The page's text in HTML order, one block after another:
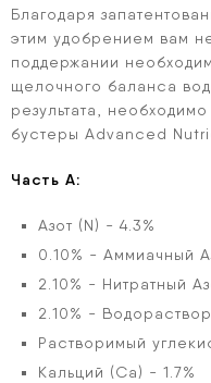
Благодаря
этим удобрением вам
поддержании
щелочного баланса
результата,
бустеры Advanced
Часть А:
Азот (N) - 4.3%
0.10% - Аммиачный
2.10% - Нитратный
2.10% -
Растворимый
Кальций (Ca) - 1.7%